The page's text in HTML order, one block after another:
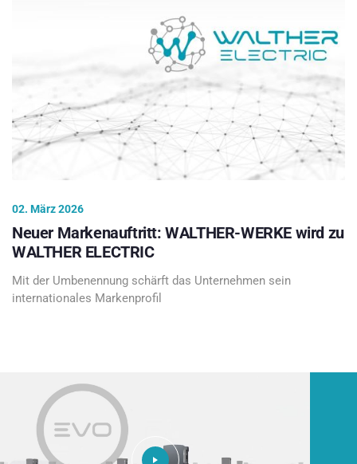
02. März 2026
Neuer Markenauftritt: WALTHER-WERKE wird zu
WALTHER ELECTRIC
Mit der Umbenennung schärft das Unternehmen sein
internationales Markenprofil